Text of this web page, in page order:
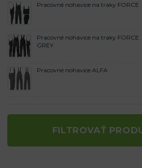
Pracovné nohavice na traky FORCE
Pracovné nohavice na traky FORCE
GREY
Pracovné nohavice ALFA
FILTROVAŤ